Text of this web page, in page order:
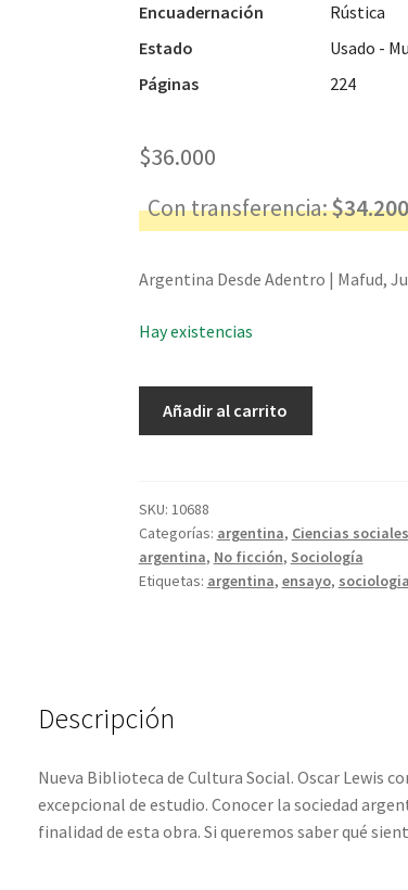
Encuadernación
Rústica
Estado
Usado -
Páginas
224
$36.000
Con transferencia:$
Argentina Desde Adentro | Mafud,
Hay existencias
Mafud,
Julio
cantidad
Añadir al carrito
SKU: 10688
Categorías: argentina, Ciencias sociales
argentina, No ficción, Sociología
Etiquetas: argentina, ensayo, sociologia
Descripción
Nueva Biblioteca de Cultura Social. Oscar Lewis
excepcional de estudio. Conocer la sociedad
finalidad de esta obra. Si queremos saber qué